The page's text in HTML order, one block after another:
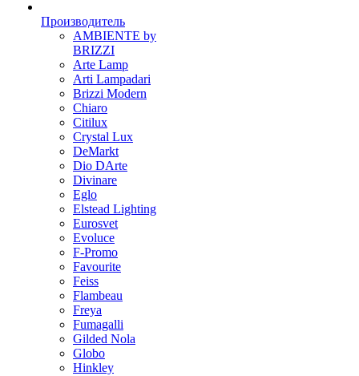
Производитель
AMBIENTE by
BRIZZI
Arte Lamp
Arti Lampadari
Brizzi Modern
Chiaro
Citilux
Crystal Lux
DeMarkt
Dio DArte
Divinare
Eglo
Elstead Lighting
Eurosvet
Evoluce
F-Promo
Favourite
Feiss
Flambeau
Freya
Fumagalli
Gilded Nola
Globo
Hinkley